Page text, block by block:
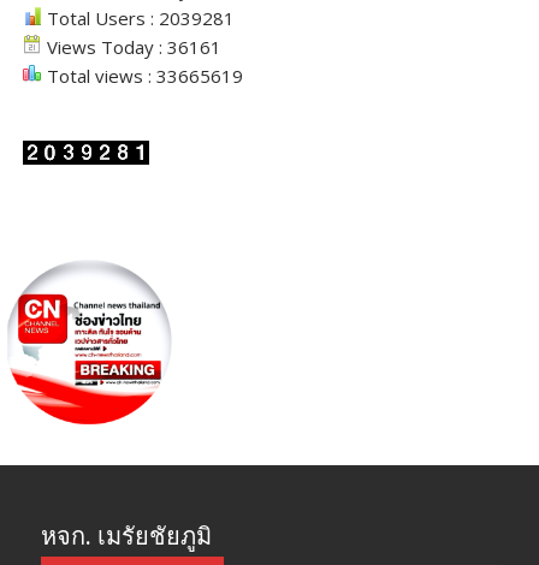
Total Users : 2039281
Views Today : 36161
Total views : 33665619
หจก. เมรัยชัยภูมิ